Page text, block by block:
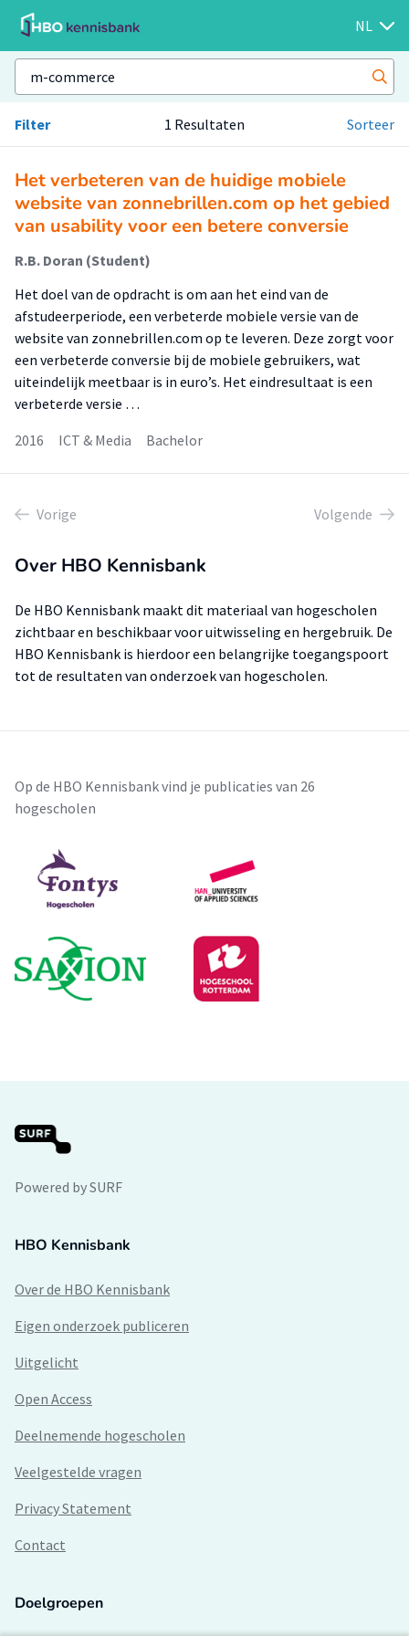
NL
Filter 1 Resultaten Sorteer
Het verbeteren van de huidige mobiele
website van zonnebrillen.com op het gebied
van usability voor een betere conversie
R.B. Doran (Student)
Het doel van de opdracht is om aan het eind van de
afstudeerperiode, een verbeterde mobiele versie van de
website van zonnebrillen.com op te leveren. Deze zorgt voor
een verbeterde conversie bij de mobiele gebruikers, wat
uiteindelijk meetbaar is in euro’s. Het eindresultaat is een
verbeterde versie …
2016
ICT & Media Bachelor
Vorige Volgende
Over HBO Kennisbank
De HBO Kennisbank maakt dit materiaal van hogescholen
zichtbaar en beschikbaar voor uitwisseling en hergebruik. De
HBO Kennisbank is hierdoor een belangrijke toegangspoort
tot de resultaten van onderzoek van hogescholen.
Op de HBO Kennisbank vind je publicaties van 26
hogescholen
Powered by SURF
HBO Kennisbank
Over de HBO Kennisbank
Eigen onderzoek publiceren
Uitgelicht
Open Access
Deelnemende hogescholen
Veelgestelde vragen
Privacy Statement
Contact
Doelgroepen